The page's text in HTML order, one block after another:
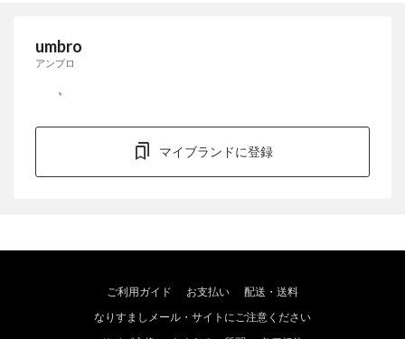
umbro
アンブロ
マイブランドに登録
ご利用ガイド お支払い
配送・送料
なりすましメール・サイトにご注意ください